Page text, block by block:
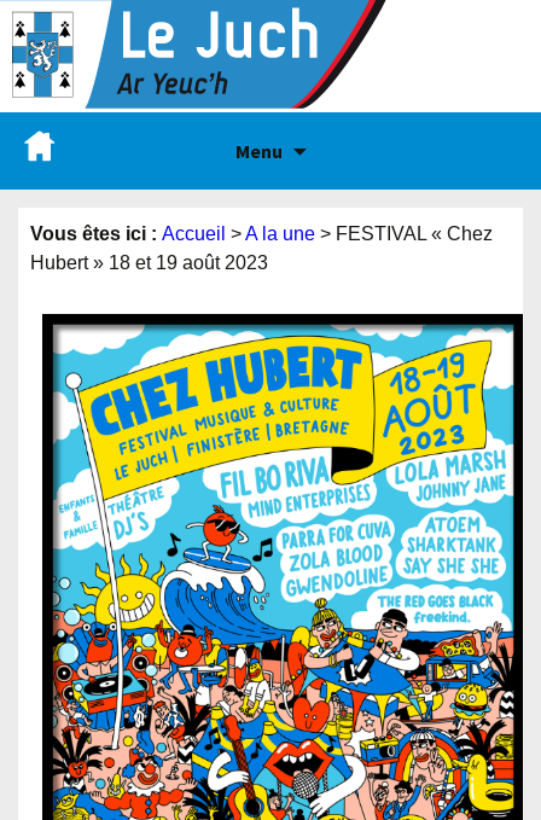
Menu
Vous êtes ici : Accueil >A la une > FESTIVAL « Chez
Hubert » 18 et 19 août 2023